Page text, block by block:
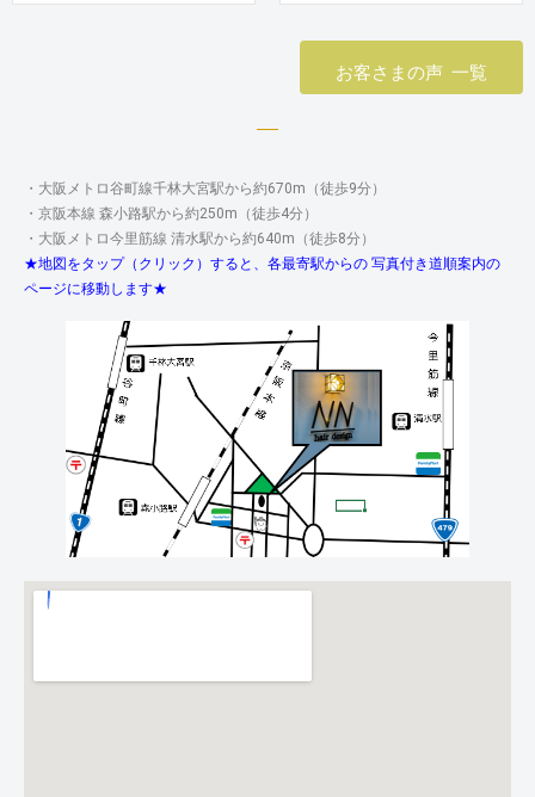
お客さまの声 一覧
・大阪メトロ谷町線千林大宮駅から約670m（徒歩9分）
・京阪本線 森小路駅から約250m（徒歩4分）
・大阪メトロ今里筋線 清水駅から約640m（徒歩8分）
★地図をタップ（クリック）すると、各最寄駅からの 写真付き道順案内の
ページに移動します★